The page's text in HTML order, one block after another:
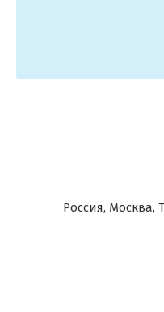
Россия, Москва,